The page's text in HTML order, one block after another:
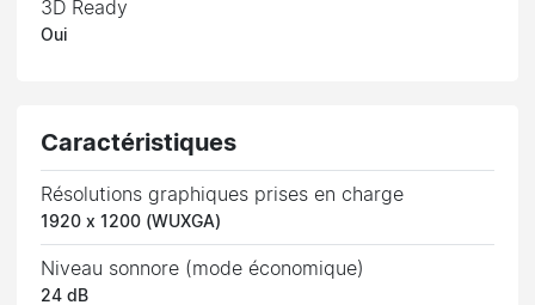
3D Ready
Oui
Caractéristiques
Résolutions graphiques prises en charge
1920 x 1200 (WUXGA)
Niveau sonnore (mode économique)
24 dB